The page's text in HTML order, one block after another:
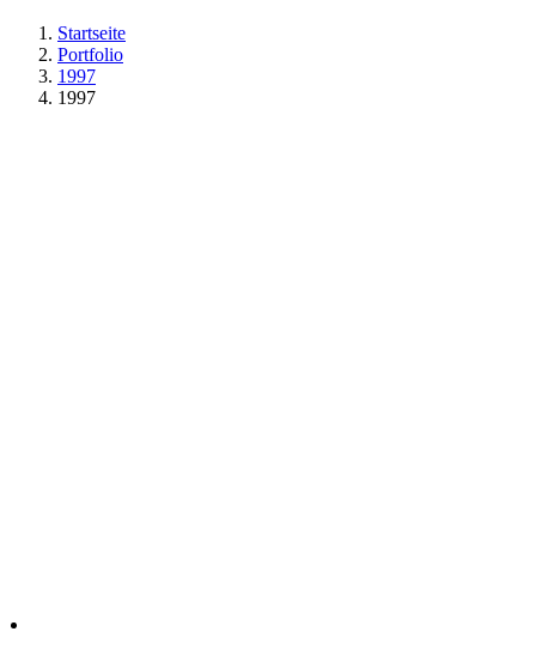
Startseite
Portfolio
1997
1997